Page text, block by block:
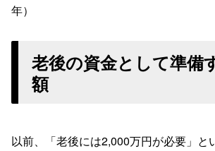
年）
老後の資金として準備
額
以前、「老後には2,000万円が必要」と